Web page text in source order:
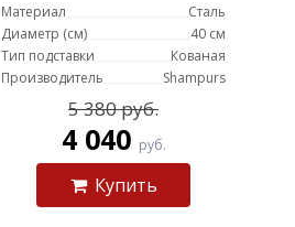
Материал
Сталь
Диаметр (см)
40 см
Тип подставки
Кованая
Производитель
Shampurs
5 380 руб.
4 040 руб.
Купить